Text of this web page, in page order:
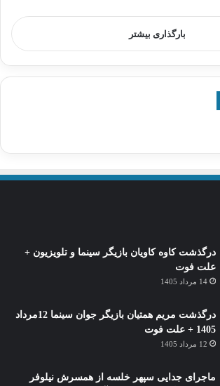
بارگذاری بیشتر
درگذشت کاوه کاویان بازیگر سینما و تلویزیون +
علت فوت
14 مرداد 1405
درگذشت مریم همتیان بازیگر جوان سینما 12مرداد
1405 + علت فوت
12 مرداد 1405
ماجرای جدایی سپهر خلسه از همسرش نیلوفر